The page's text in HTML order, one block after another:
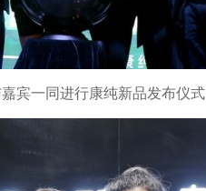
一同进行康纯新品发布仪式